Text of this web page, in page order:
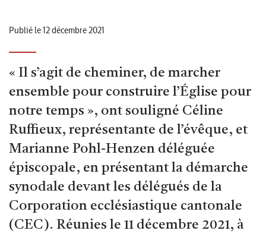
Publié le 12 décembre 2021
« Il s’agit de cheminer, de marcher
ensemble pour construire l’Église pour
notre temps », ont souligné Céline
Ruffieux, représentante de l’évêque, et
Marianne Pohl-Henzen déléguée
épiscopale, en présentant la démarche
synodale devant les délégués de la
Corporation ecclésiastique cantonale
(CEC). Réunies le 11 décembre 2021, à